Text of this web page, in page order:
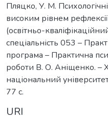
Пляцко, У. М.
високим рівнем
(освітньо-
спеціальність 053 –
програма – Практична
роботи В. О. Аніщенко. –
національний
77 с.
URI